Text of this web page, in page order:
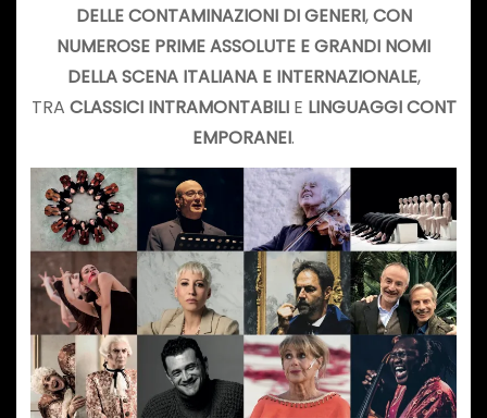
DELLE CONTAMINAZIONI DI GENERI,CON
NUMEROSE PRIME ASSOLUTE E GRANDI NOMI
DELLA SCENA ITALIANA E INTERNAZIONALE,
TRA CLASSICI INTRAMONTABILIE LINGUAGGI CONT
EMPORANEI.